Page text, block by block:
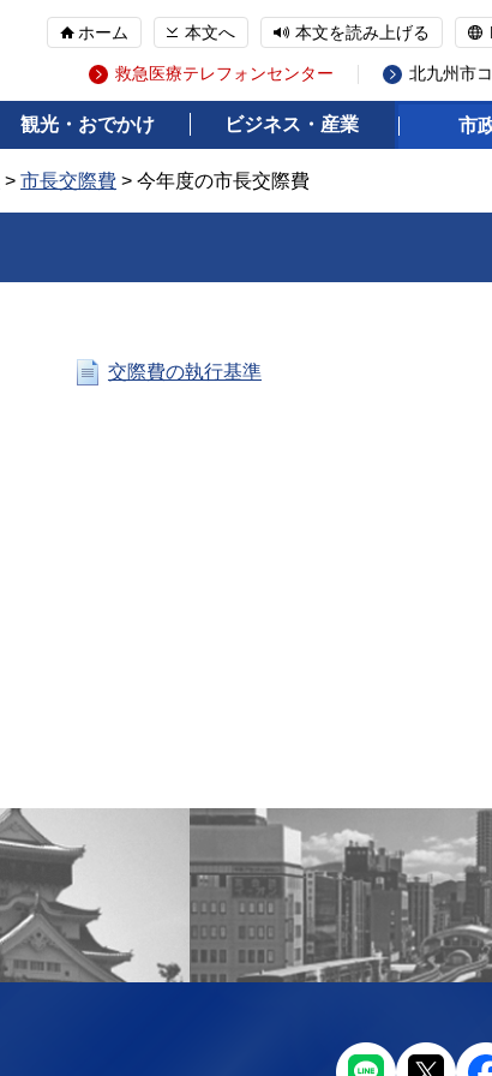
ホーム 本文へ 本文を読み上げる
救急医療テレフォンセンター 北九州市
観光・おでかけ ビジネス・産業 市
> 市長交際費 > 今年度の市長交際費
交際費の執行基準